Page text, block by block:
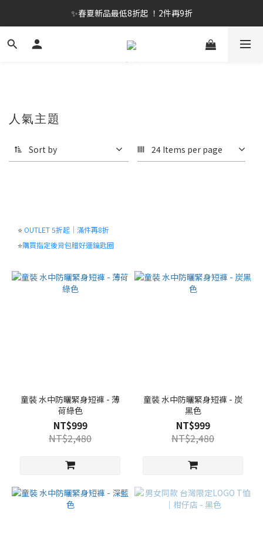
✨春夏新品最低8折起 ！2件再9折
✨春夏新品最低8折起 ！2件再9折
🔥OULET SALE! 降至5折起 滿件再8折
✨購買指定後背包送好運鑰匙圈 (贈完為止)
人氣主題
Sort by 24 Items per page
⭐OUTLET 5折起｜滿件再8折
⭐購買指定後背包贈好運鑰匙圈
童裝 水中防曬緊身短褲 - 薄
荷綠色
NT$999
NT$2,480
童裝 水中防曬緊身短褲 - 炭
黑色
NT$999
NT$2,480